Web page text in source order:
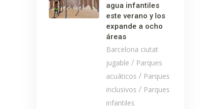
agua infantiles
este verano y los
expande a ocho
áreas
Barcelona ciutat
jugable / Parques
acuáticos / Parques
inclusivos / Parques
infantiles